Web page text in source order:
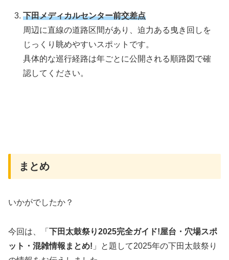
下田メディカルセンター前交差点
周辺に直線の道路区間があり、迫力ある曳き回しを
じっくり眺めやすいスポットです。
具体的な巡行経路は年ごとに公開される順路図で確
認してください。
まとめ
いかがでしたか？
今回は、「 下田太鼓祭り2025完全ガイド!屋台・穴場スポ
ット・混雑情報まとめ! 」と題して2025年の下田太鼓祭り